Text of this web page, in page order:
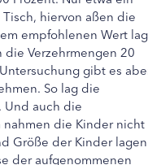
hiervon aßen die
empfohlenen Wert lag
Verzehrmengen 20
gibt es
So lag die
auch die
die Kinder nicht
Größe der Kinder lagen
der aufgenommenen